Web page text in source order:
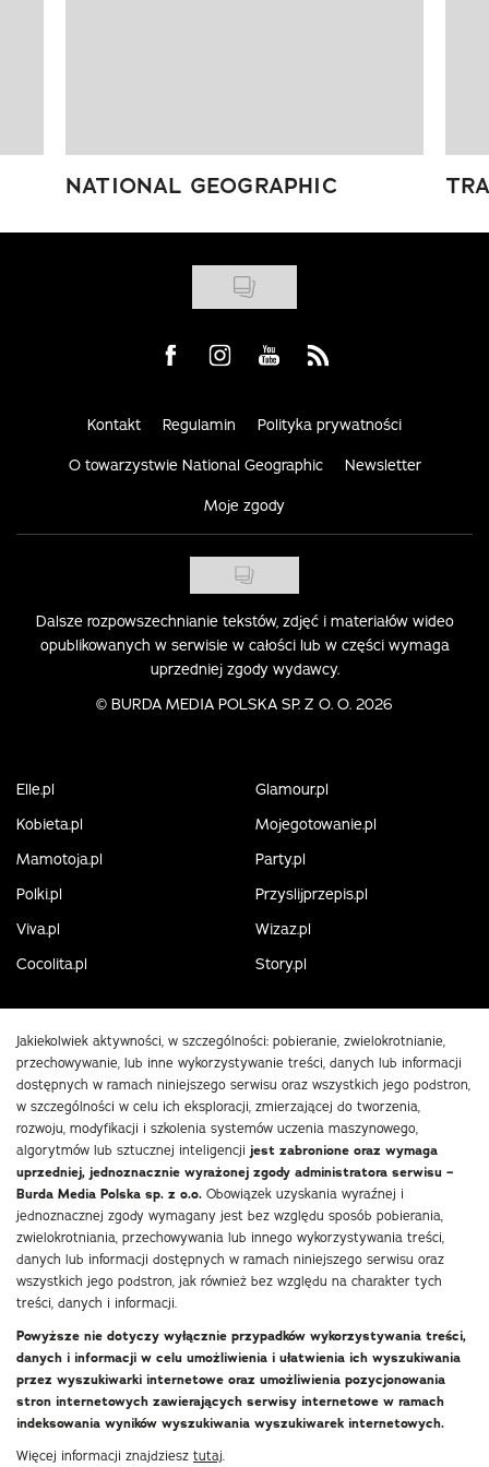
NATIONAL GEOGRAPHIC
Visit us on Facebook
Visit us on Instagram
Visit us on Youtube
Visit us on Rss
Kontakt Regulamin Polityka prywatności
O towarzystwie National Geographic Newsletter
Moje zgody
Dalsze rozpowszechnianie tekstów, zdjęć i materiałów wideo
opublikowanych w serwisie w całości lub w części wymaga
uprzedniej zgody wydawcy.
© BURDA MEDIA POLSKA SP. Z O. O. 2026
Elle.pl
Glamour.pl
Kobieta.pl
Mojegotowanie.pl
Mamotoja.pl
Party.pl
Polki.pl
Przyslijprzepis.pl
Viva.pl
Wizaz.pl
Cocolita.pl
Story.pl
Jakiekolwiek aktywności, w szczególności: pobieranie, zwielokrotnianie,
przechowywanie, lub inne wykorzystywanie treści, danych lub informacji
dostępnych w ramach niniejszego serwisu oraz wszystkich jego podstron,
w szczególności w celu ich eksploracji, zmierzającej do tworzenia,
rozwoju, modyfikacji i szkolenia systemów uczenia maszynowego,
algorytmów lub sztucznej inteligencji jest zabronione oraz wymaga
uprzedniej, jednoznacznie wyrażonej zgody administratora serwisu –
Burda Media Polska sp. z o.o. Obowiązek uzyskania wyraźnej i
jednoznacznej zgody wymagany jest bez względu sposób pobierania,
zwielokrotniania, przechowywania lub innego wykorzystywania treści,
danych lub informacji dostępnych w ramach niniejszego serwisu oraz
wszystkich jego podstron, jak również bez względu na charakter tych
treści, danych i informacji.
Powyższe nie dotyczy wyłącznie przypadków wykorzystywania treści,
danych i informacji w celu umożliwienia i ułatwienia ich wyszukiwania
przez wyszukiwarki internetowe oraz umożliwienia pozycjonowania
stron internetowych zawierających serwisy internetowe w ramach
indeksowania wyników wyszukiwania wyszukiwarek internetowych.
Więcej informacji znajdziesz tutaj.